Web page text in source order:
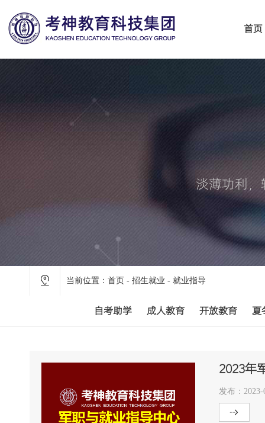
首页
淡薄功利，
当前位置： 首页 - 招生就业 - 就业指导
自考助学 成人教育 开放教育 夏
2023年
发布：2023-